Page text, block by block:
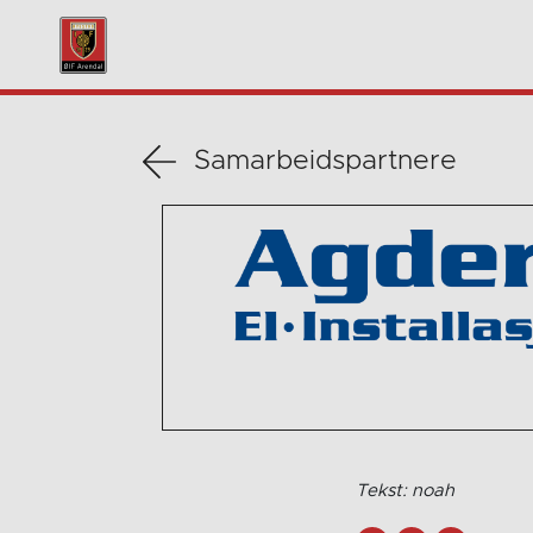
Samarbeidspartnere
Tekst: noah